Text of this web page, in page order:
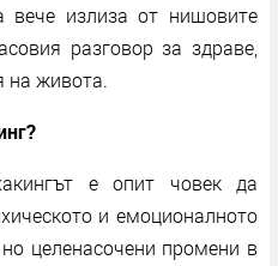
вече излиза от нишовите
разговор за здраве,
на живота.
е опит човек да
и емоционалното
целенасочени промени в